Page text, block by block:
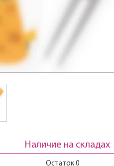
Наличие на складах
Остаток 0